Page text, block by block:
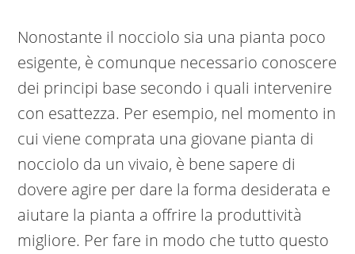
Nonostante il nocciolo sia una pianta poco
esigente, è comunque necessario conoscere
dei principi base secondo i quali intervenire
con esattezza. Per esempio, nel momento in
cui viene comprata una giovane pianta di
nocciolo da un vivaio, è bene sapere di
dovere agire per dare la forma desiderata e
aiutare la pianta a offrire la produttività
migliore. Per fare in modo che tutto questo